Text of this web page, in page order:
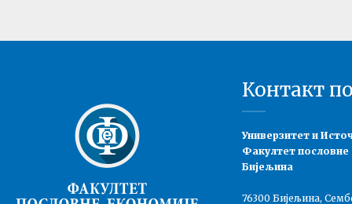
Контакт
Универзитет и
Факултет пословне
Бијељина
76300 Бијељина,